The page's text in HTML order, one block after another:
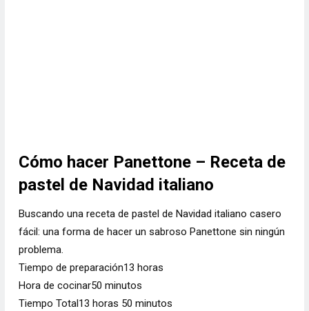
Cómo hacer Panettone – Receta de
pastel de Navidad italiano
Buscando una receta de pastel de Navidad italiano casero
fácil: una forma de hacer un sabroso Panettone sin ningún
problema.
Tiempo de preparación13 horas
Hora de cocinar50 minutos
Tiempo Total 13 horas 50 minutos